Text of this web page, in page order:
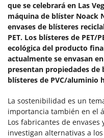
que se celebrará en Las
máquina de blíster Noack
envases de blísteres
PET. Los blísteres de PET/
ecológica del producto
actualmente se envasan
presentan propiedades de
blísteres de PVC/aluminio
La sostenibilidad es un
importancia también en el
Los fabricantes de
investigan alternativas a